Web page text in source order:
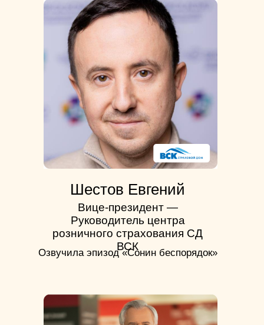
Шестов Евгений
Вице-президент —
Руководитель центра
розничного страхования СД
ВСК
Озвучила эпизод «Сонин беспорядок»